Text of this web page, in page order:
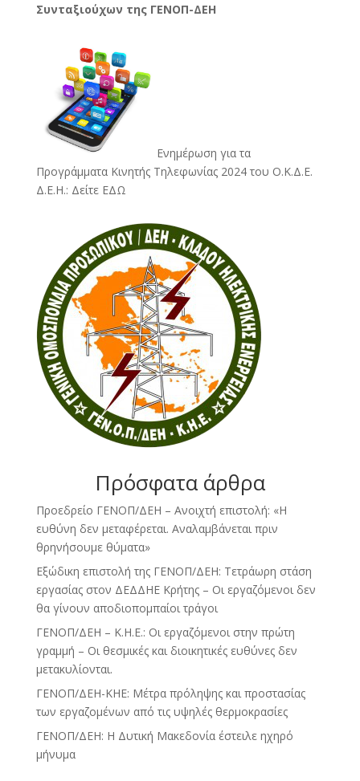
Συνταξιούχων της ΓΕΝΟΠ-ΔΕΗ
Ενημέρωση για τα
Προγράμματα Κινητής Τηλεφωνίας 2024 του Ο.Κ.Δ.Ε.
Δ.Ε.Η.: Δείτε ΕΔΩ
Πρόσφατα άρθρα
Προεδρείο ΓΕΝΟΠ/ΔΕΗ – Ανοιχτή επιστολή: «Η
ευθύνη δεν μεταφέρεται. Αναλαμβάνεται πριν
θρηνήσουμε θύματα»
Εξώδικη επιστολή της ΓΕΝΟΠ/ΔΕΗ: Τετράωρη στάση
εργασίας στον ΔΕΔΔΗΕ Κρήτης – Οι εργαζόμενοι δεν
θα γίνουν αποδιοπομπαίοι τράγοι
ΓΕΝΟΠ/ΔΕΗ – Κ.Η.Ε.: Οι εργαζόμενοι στην πρώτη
γραμμή – Οι θεσμικές και διοικητικές ευθύνες δεν
μετακυλίονται.
ΓΕΝΟΠ/ΔΕΗ-ΚΗΕ: Μέτρα πρόληψης και προστασίας
των εργαζομένων από τις υψηλές θερμοκρασίες
ΓΕΝΟΠ/ΔΕΗ: Η Δυτική Μακεδονία έστειλε ηχηρό
μήνυμα